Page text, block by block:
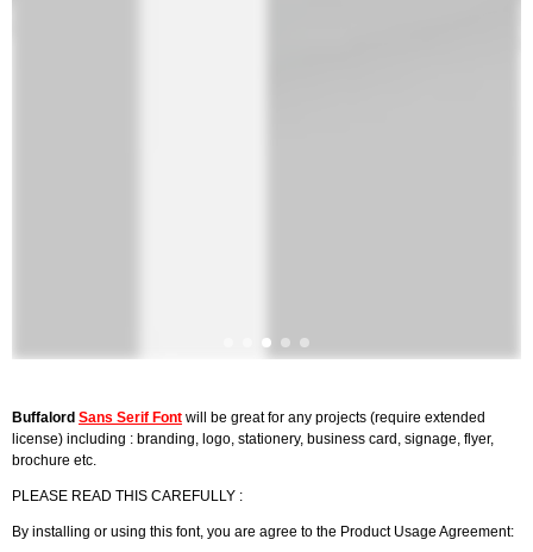
Buffalord Sans Serif Font will be great for any projects (require extended
license) including : branding, logo, stationery, business card, signage, flyer,
brochure etc.
PLEASE READ THIS CAREFULLY :
By installing or using this font, you are agree to the Product Usage Agreement: